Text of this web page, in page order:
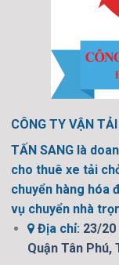
CÔNG TY VẬN
TẤN SANG là
cho thuê xe tải
chuyển hàng hóa
vụ chuyển nhà
Địa chỉ: 23/20
Quận Tân Phú,